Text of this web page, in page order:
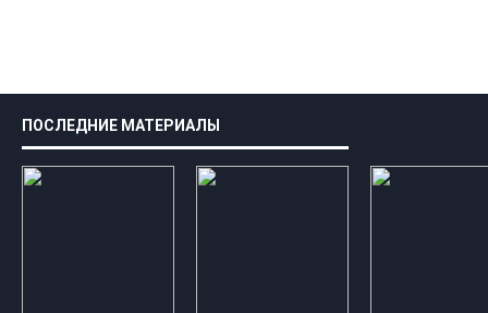
ПОСЛЕДНИЕ МАТЕРИАЛЫ